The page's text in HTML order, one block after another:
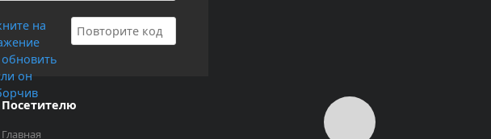
Посетителю
Главная